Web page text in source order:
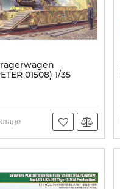
01508) 1/35